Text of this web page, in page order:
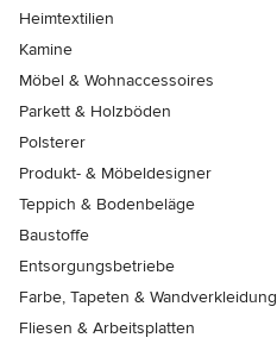
Heimtextilien
Kamine
Möbel & Wohnaccessoires
Parkett & Holzböden
Polsterer
Produkt- & Möbeldesigner
Teppich & Bodenbeläge
Baustoffe
Entsorgungsbetriebe
Farbe, Tapeten & Wandverkleidung
Fliesen & Arbeitsplatten